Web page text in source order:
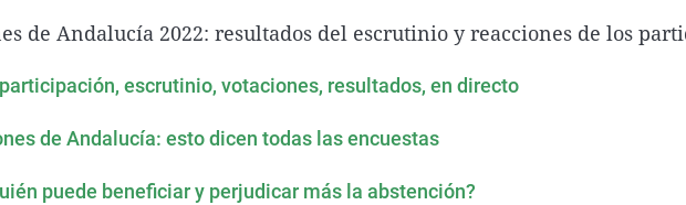
de Andalucía 2022: resultados del escrutinio y reacciones de los
escrutinio, votaciones, resultados, en directo
de Andalucía: esto dicen todas las encuestas
puede beneficiar y perjudicar más la abstención?